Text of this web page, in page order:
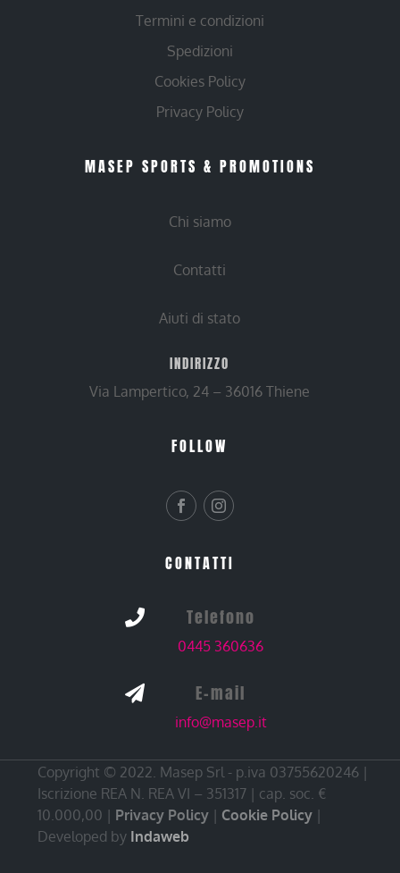
Termini e condizioni
Spedizioni
Cookies Policy
Privacy Policy
MASEP SPORTS & PROMOTIONS
Chi siamo
Contatti
Aiuti di stato
INDIRIZZO
Via Lampertico, 24 – 36016 Thiene
FOLLOW
CONTATTI
 Telefono
0445 360636
 E-mail
info@masep.it
Copyright © 2022. Masep Srl - p.iva 03755620246 |
Iscrizione REA N. REA VI – 351317 | cap. soc. €
10.000,00 | Privacy Policy | Cookie Policy |
Developed by Indaweb